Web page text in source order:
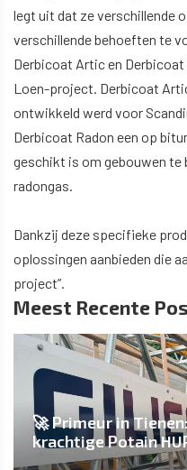
legt uit dat ze verschillende
verschillende behoeften te
Derbicoat Artic en
Loen-project. Derbicoat
ontwikkeld werd voor
Derbicoat Radon een op
geschikt is om gebouwen te
radongas.
Dankzij deze specifieke
oplossingen aanbieden die
project”.
Meest Recente
🚀 Primeur in
krachtige Potain